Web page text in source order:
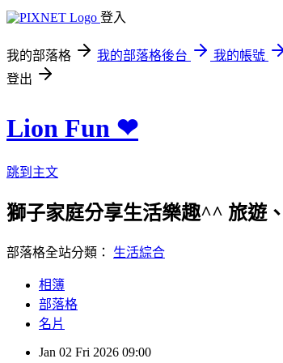
登入
我的部落格 我的部落格後台
我的帳號
登出
Lion Fun ❤
跳到主文
獅子家庭分享生活樂趣^^ 旅遊
部落格全站分類： 生活綜合
相簿
部落格
名片
Jan 02 Fri 2026 09:00